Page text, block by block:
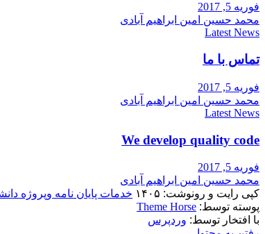
فوریه 5, 2017
محمد حسین امین ابراهیم آبادی
Latest News
تماس با ما
فوریه 5, 2017
محمد حسین امین ابراهیم آبادی
Latest News
We develop quality code
فوریه 5, 2017
محمد حسین امین ابراهیم آبادی
کپی رایت و رونوشت: ۱۴۰۵
خدمات پایان نامه وپروژه
پوسته توسط: Theme Horse
با افتخار توسط: وردپرس